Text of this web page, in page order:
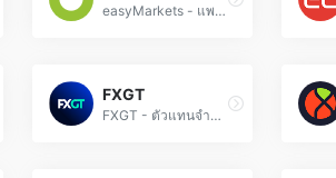
easyMarkets - แพลตฟอร์มเทรดฟอเร็กซ์และ CFD ด้วยสเปรดคงที่, การป้องกันยอดคงเหลือติดลบ และเครื่องมือ MT4
FXGT
FXGT - ตัวแทนจำหน่าย Forex, สินค้าโภคภัณฑ์ และดัชนีหุ้นระดับโลก ด้วยสเปรดต่ำและแพลตฟอร์มที่ทันสมัย